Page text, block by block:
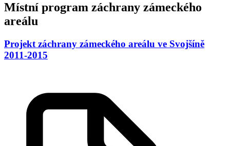
Místní program záchrany zámeckého
areálu
Projekt záchrany zámeckého areálu ve Svojšíně
2011-2015